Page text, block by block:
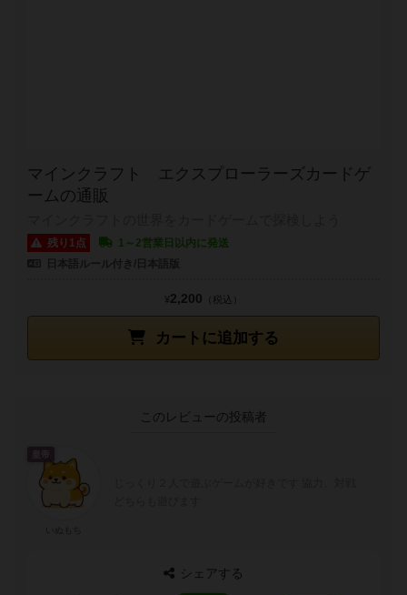
マインクラフト エクスプローラーズカードゲ
ームの通販
残り1点
1～2営業日以内に発送
カートに追加する
¥2,200 （税込）
このレビューの投稿者
シェアする